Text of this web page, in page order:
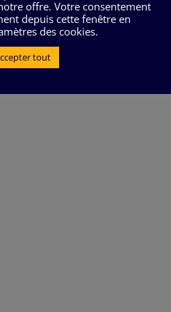
exercices de
offre. Votre consentement
depuis cette fenêtre en
des cookies.
tout